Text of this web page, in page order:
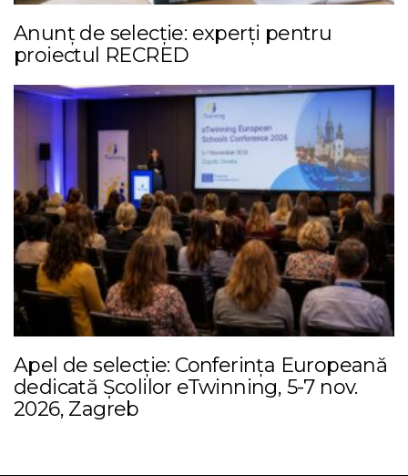
Anunț de selecție: experți pentru
proiectul RECRED
Apel de selecție: Conferința Europeană
dedicată Școlilor eTwinning, 5-7 nov.
2026, Zagreb